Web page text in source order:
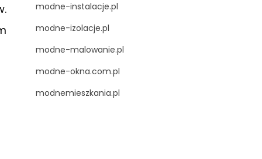
modne-instalacje.pl
modne-izolacje.pl
modne-malowanie.pl
modne-okna.com.pl
modnemieszkania.pl